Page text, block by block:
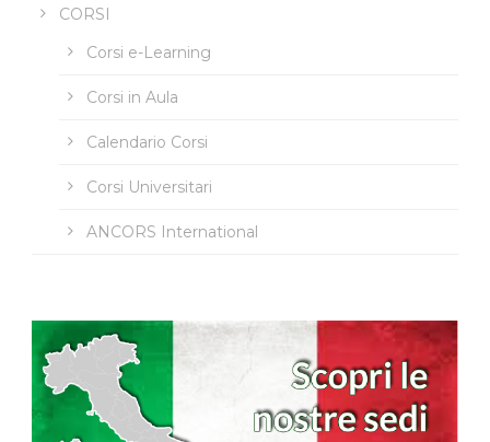
CORSI
Corsi e-Learning
Corsi in Aula
Calendario Corsi
Corsi Universitari
ANCORS International